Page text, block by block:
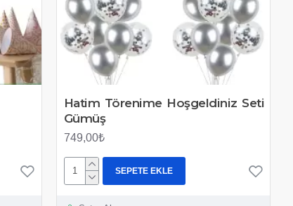
Hatim Törenime Hoşgeldiniz Seti
Gümüş
749,00₺
SEPETE EKLE